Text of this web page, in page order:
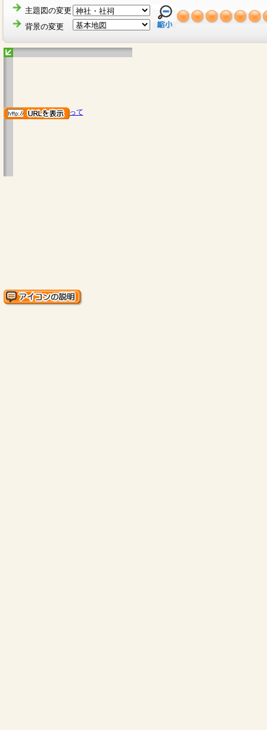
主題図の変更
背景の変更
地図のご利用にあたって